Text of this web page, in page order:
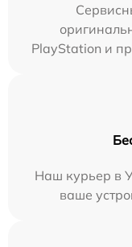
PlayStation и
Наш курьер в
ваше